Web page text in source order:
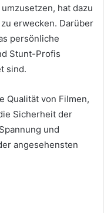
hat dazu
erwecken. Darüber
persönliche
Stunt-Profis
sind.
Qualität von Filmen,
Sicherheit der
und
angesehensten